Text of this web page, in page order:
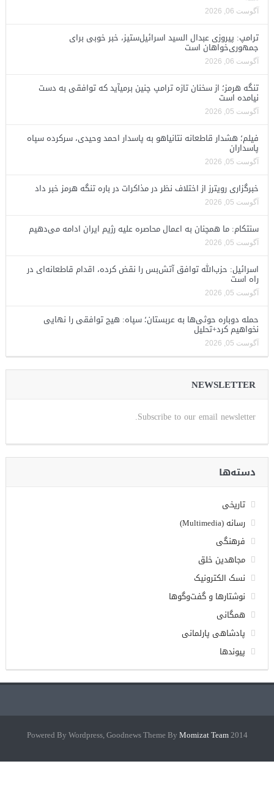
آگوست 06, 2026
ترامپ: پیروزی عبدال السید اسرائیل‌ستیز، خبر خوبی برای
جمهوری‌خواهان است
آگوست 06, 2026
تنگه هرمز؛ از سخنان تازه ترامپ چنین برمیآید که توافقی به دست
نیامده است
آگوست 05, 2026
فیلم؛ هشدار قاطعانه نتانیاهو به پاسدار احمد وحیدی، سرکرده سپاه
پاسداران
آگوست 05, 2026
خبرگزاری رویترز از اختلاف نظر در مذاکرات در باره تنگه هرمز خبر داد
آگوست 05, 2026
سنتکام: ما همچنان به اعمال محاصره علیه رژیم ایران ادامه می‌دهیم
آگوست 05, 2026
اسرائیل: حزب‌الله توافق آتش‌بس را نقض کرده، اقدام قاطعانه‌ای در
راه است
آگوست 05, 2026
حمله دوباره حوثی‌ها به عربستان؛ سپاه: هیچ توافقی را نهایی
نخواهیم کرد+تحلیل
آگوست 05, 2026
NEWSLETTER
Subscribe to our email newsletter.
دسته‌ها
تاریخی
رسانه (Multimedia)
فرهنگی
مجاهدین خلق
نسک الکترونیک
نوشتارها و گفت‌وگوها
همگانی
پادشاهی پارلمانی
پیوندها
2014 Powered By Wordpress, Goodnews Theme By
Momizat Team